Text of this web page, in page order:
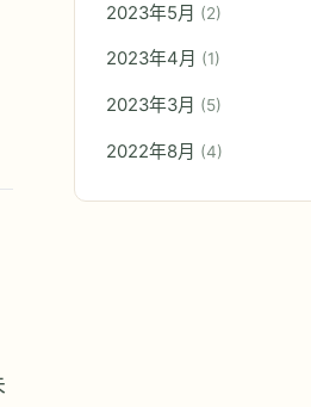
2023年5月 (2)
2023年4月 (1)
2023年3月 (5)
2022年8月 (4)